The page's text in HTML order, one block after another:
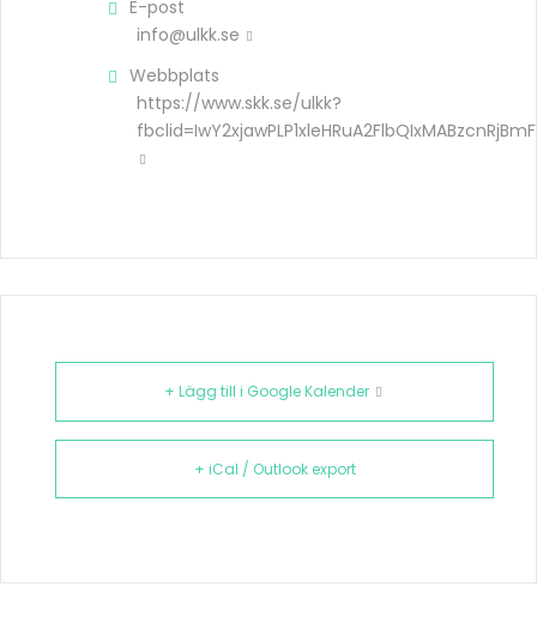
E-post
info@ulkk.se
Webbplats
https://www.skk.se/ulkk?
+ Lägg till i Google Kalender
+ iCal / Outlook export